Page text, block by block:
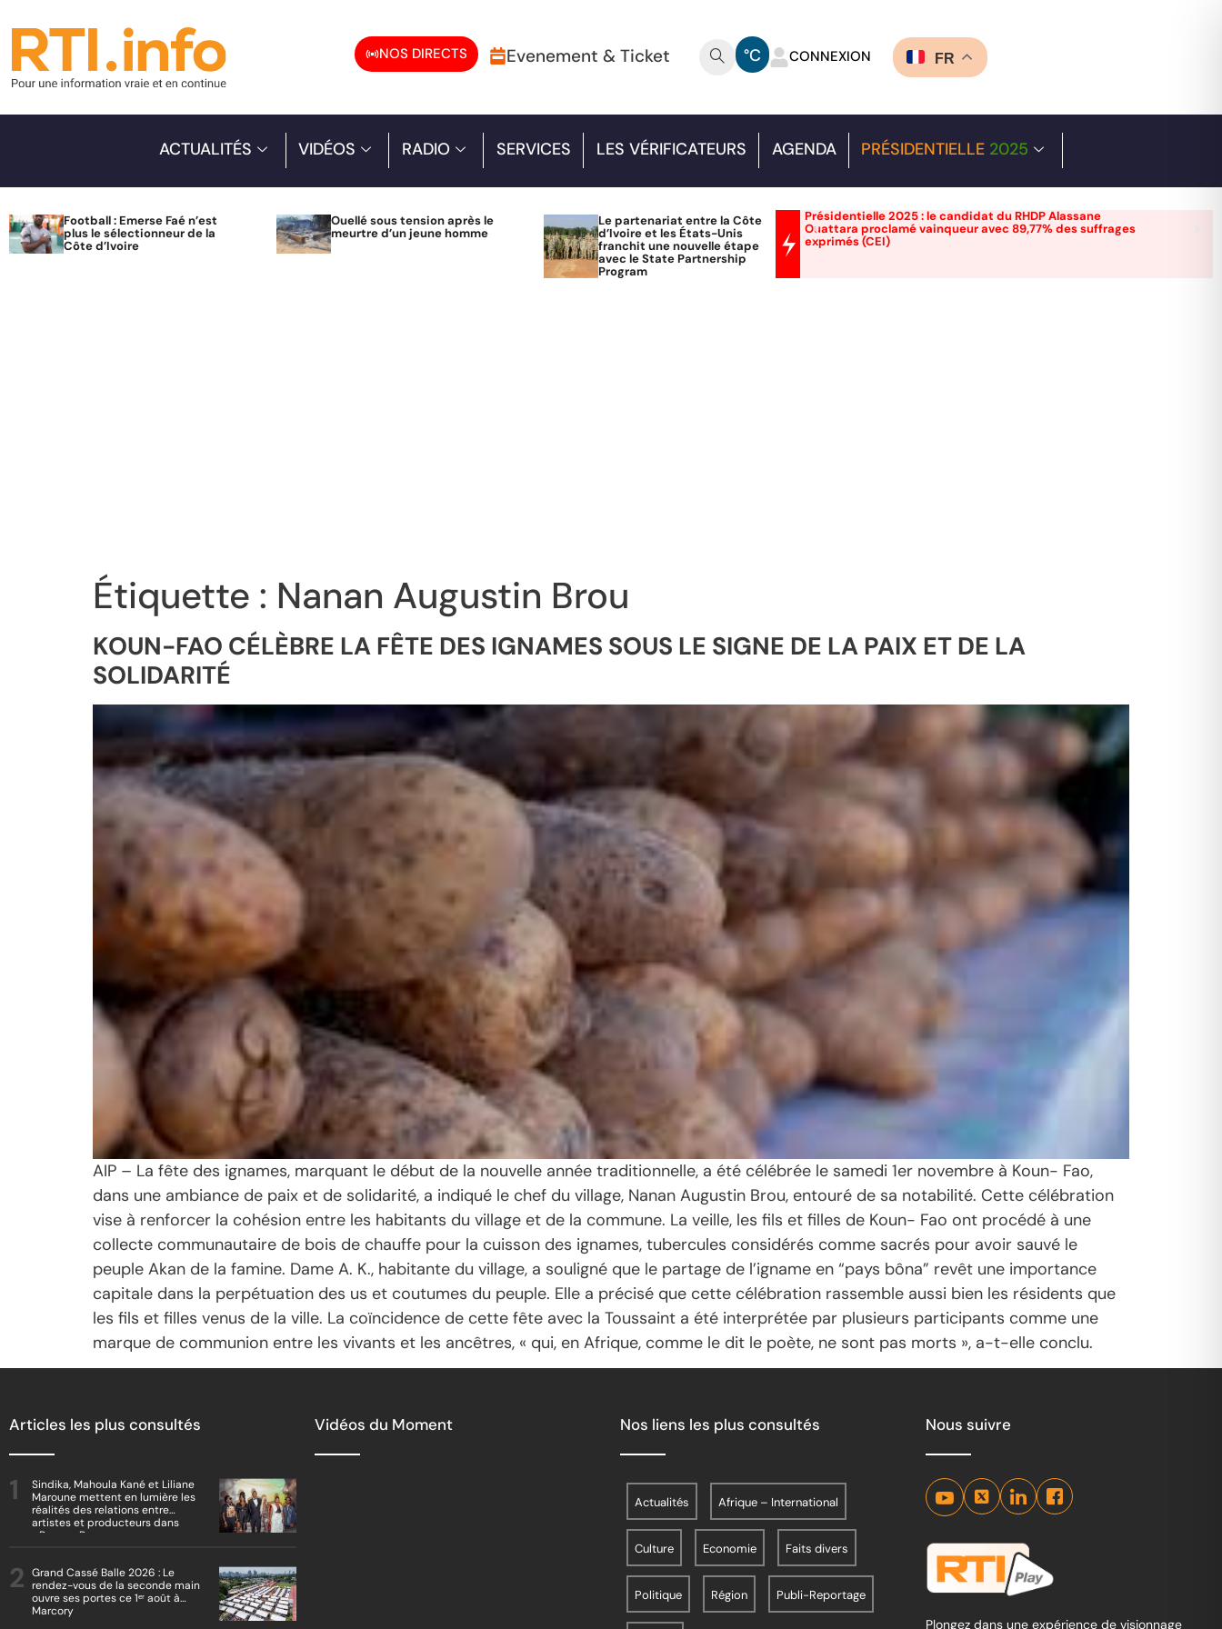
NOS DIRECTS Evenement & Ticket °C CONNEXION FR
ACTUALITÉS VIDÉOS RADIO SERVICES LES VÉRIFICATEURS AGENDA PRÉSIDENTIELLE 2025
Football : Emerse Faé n’est
plus le sélectionneur de la
Côte d’Ivoire
Ouellé sous tension après le
meurtre d’un jeune homme
Le partenariat entre la Côte
d’Ivoire et les États-Unis
franchit une nouvelle étape
avec le State Partnership
Program
Présidentielle 2025 : le candidat du RHDP Alassane
Ouattara proclamé vainqueur avec 89,77% des suffrages
exprimés (CEI)
Étiquette : Nanan Augustin Brou
KOUN-FAO CÉLÈBRE LA FÊTE DES IGNAMES SOUS LE SIGNE DE LA PAIX ET DE LA
SOLIDARITÉ
AIP – La fête des ignames, marquant le début de la nouvelle année traditionnelle, a été célébrée le samedi 1er novembre à Koun- Fao,
dans une ambiance de paix et de solidarité, a indiqué le chef du village, Nanan Augustin Brou, entouré de sa notabilité. Cette célébration
vise à renforcer la cohésion entre les habitants du village et de la commune. La veille, les fils et filles de Koun- Fao ont procédé à une
collecte communautaire de bois de chauffe pour la cuisson des ignames, tubercules considérés comme sacrés pour avoir sauvé le
peuple Akan de la famine. Dame A. K., habitante du village, a souligné que le partage de l’igname en “pays bôna” revêt une importance
capitale dans la perpétuation des us et coutumes du peuple. Elle a précisé que cette célébration rassemble aussi bien les résidents que
les fils et filles venus de la ville. La coïncidence de cette fête avec la Toussaint a été interprétée par plusieurs participants comme une
marque de communion entre les vivants et les ancêtres, « qui, en Afrique, comme le dit le poète, ne sont pas morts », a-t-elle conclu.
Articles les plus consultés
Sindika, Mahoula Kané et Liliane
Maroune mettent en lumière les
réalités des relations entre
artistes et producteurs dans
« Boss vs Boss »
Grand Cassé Balle 2026 : Le
rendez-vous de la seconde main
ouvre ses portes ce 1ᵉʳ août à
Marcory
Vidéos du Moment Nos liens les plus consultés
Actualités Afrique – International
Culture Economie Faits divers
Politique Région Publi-Reportage
Nous suivre
Plongez dans une expérience de visionnage